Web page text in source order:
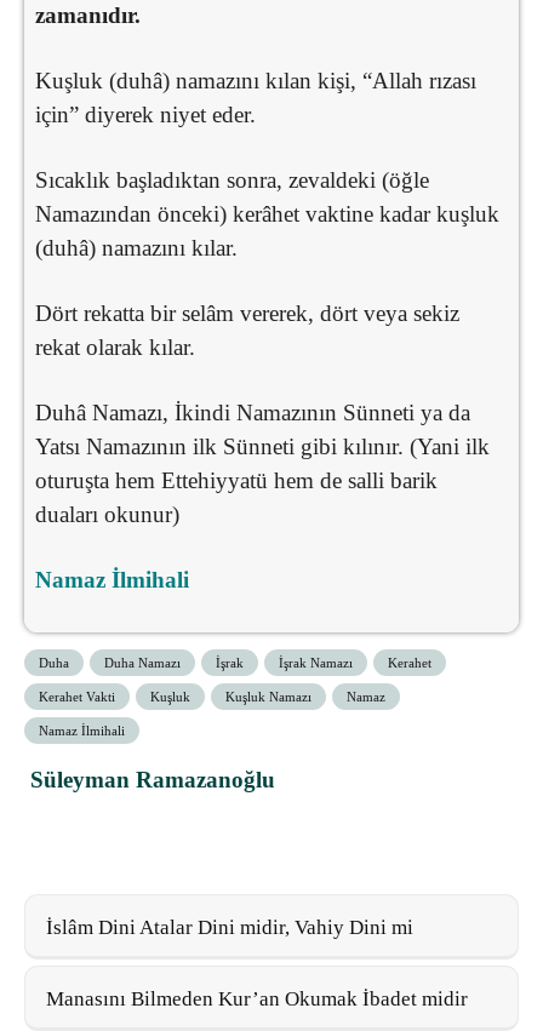
zamanıdır.
Kuşluk (duhâ) namazını kılan kişi, “Allah rızası
için” diyerek niyet eder.
Sıcaklık başladıktan sonra, zevaldeki (öğle
Namazından önceki) kerâhet vaktine kadar kuşluk
(duhâ) namazını kılar.
Dört rekatta bir selâm vererek, dört veya sekiz
rekat olarak kılar.
Duhâ Namazı, İkindi Namazının Sünneti ya da
Yatsı Namazının ilk Sünneti gibi kılınır. (Yani ilk
oturuşta hem Ettehiyyatü hem de salli barik
duaları okunur)
Namaz İlmihali
Duha Duha Namazı İşrak İşrak Namazı Kerahet
Kerahet Vakti Kuşluk Kuşluk Namazı Namaz
Namaz İlmihali
Süleyman Ramazanoğlu
İslâm Dini Atalar Dini midir, Vahiy Dini mi
Manasını Bilmeden Kur’an Okumak İbadet midir